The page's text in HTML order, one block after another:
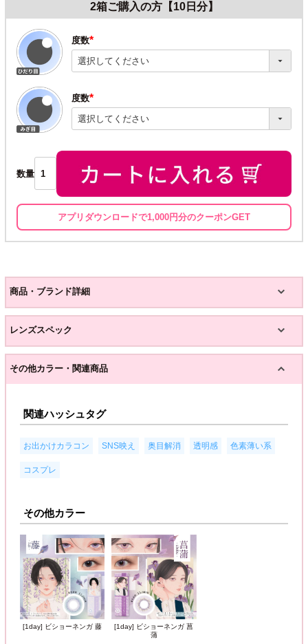
2箱ご購入の方【10日分】
度数
(必
須)
度数
(必
須)
数量
アプリダウンロードで1,000円分のクーポンGET
商品・ブランド詳細
レンズスペック
その他カラー・関連商品
関連ハッシュタグ
お出かけカラコン SNS映え 奥目解消 透明感 色素薄い系
コスプレ
その他カラー
[1day] ビショーネンガ 藤
[1day] ビショーネンガ 菖
蒲